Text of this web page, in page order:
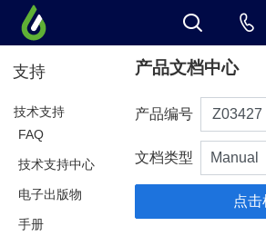
支持
技术支持
FAQ
技术支持中心
电子出版物
手册
产品文档中心
产品编号
文档类型